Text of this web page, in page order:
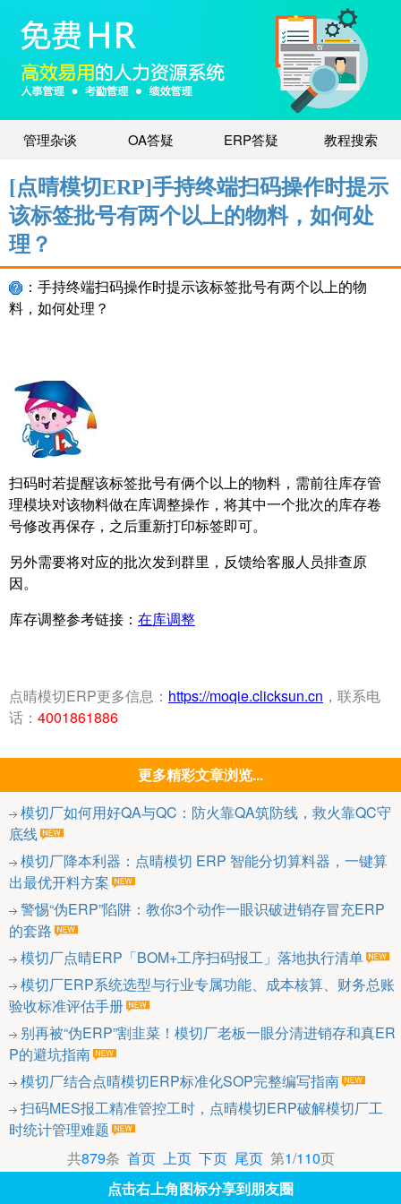
管理杂谈 OA答疑 ERP答疑 教程搜索
[点晴模切ERP]手持终端扫码操作时提示
该标签批号有两个以上的物料，如何处
理？
：手持终端扫码操作时提示该标签批号有两个以上的物
料，如何处理？
扫码时若提醒该标签批号有俩个以上的物料，需前往库存管
理模块对该物料做在库调整操作，将其中一个批次的库存卷
号修改再保存，之后重新打印标签即可。
另外需要将对应的批次发到群里，反馈给客服人员排查原
因。
库存调整参考链接： 在库调整
点晴模切ERP更多信息： https://moqie.clicksun.cn ，联系电
话： 4001861886
更多精彩文章浏览...
模切厂如何用好QA与QC：防火靠QA筑防线，救火靠QC守
底线
模切厂降本利器：点晴模切 ERP 智能分切算料器，一键算
出最优开料方案
警惕“伪ERP”陷阱：教你3个动作一眼识破进销存冒充ERP
的套路
模切厂点晴ERP「BOM+工序扫码报工」落地执行清单
模切厂ERP系统选型与行业专属功能、成本核算、财务总账
验收标准评估手册
别再被“伪ERP”割韭菜！模切厂老板一眼分清进销存和真ER
P的避坑指南
模切厂结合点晴模切ERP标准化SOP完整编写指南
扫码MES报工精准管控工时，点晴模切ERP破解模切厂工
时统计管理难题
共879条 首页 上页 下页 尾页第1/110页
点击右上角图标分享到朋友圈